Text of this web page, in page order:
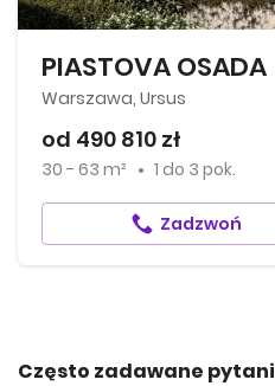
PIASTOVA OSADA
Warszawa, Ursus
od 490 810 zł
30 - 63 m² 1 do 3 pok.
Zadzwoń
Często zadawane